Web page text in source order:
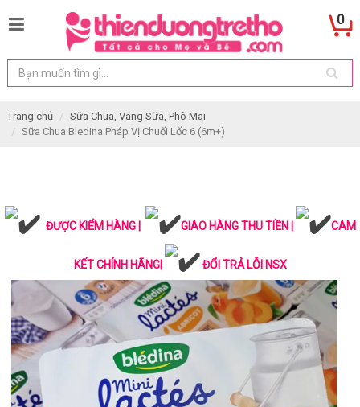
0
Trang chủ
Sữa Chua, Váng Sữa, Phô Mai
Sữa Chua Bledina Pháp Vị Chuối Lốc 6 (6m+)
ĐƯỢC KIỂM HÀNG | GIAO HÀNG THU TIỀN | CAM
KẾT CHÍNH HÃNG| ĐỔI TRẢ LỖI NSX